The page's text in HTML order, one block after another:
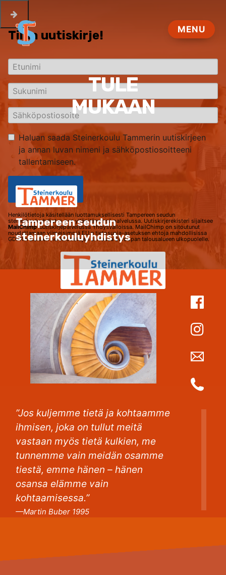
Tampereen seudun
steinerkouluyhdistys
”Jos kuljemme tietä ja kohtaamme
ihmisen, joka on tullut meitä
vastaan myös tietä kulkien, me
tunnemme vain meidän osamme
tiestä, emme hänen – hänen
osansa elämme vain
kohtaamisessa.”
—Martin Buber 1995
Tilaa uutiskirje!
Haluan saada Steinerkoulu Tammerin uutiskirjeen
ja annan luvan nimeni ja sähköpostiosoitteeni
tallentamiseen.
Kyllä tilaan!
Henkilötietoja käsitellään luottamuksellisesti Tampereen seudun
steinerkouluyhdistys ry:n ylläpitämässä palvelussa. Uutiskirjerekisteri sijaitsee
MailChimp-uutiskirjepalvelussa Yhdysvalloissa. MailChimp on sitoutunut
noudattamaan viimeisimpiä EU:n tietosuoja-asetuksen ehtoja mahdollisissa
GDPR:n alaisien henkilötietojen siirrossa Euroopan talousalueen ulkopuolelle.